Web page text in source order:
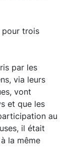
pour trois
par les
via leurs
vont
et que les
au
il était
la même